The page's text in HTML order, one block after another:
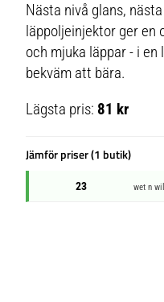
Nästa nivå glans,
läppoljeinjektor ger en
och mjuka läppar - i
bekväm att bära.
Lägsta pris: 81 kr
Jämför priser (1 butik)
23 wet n